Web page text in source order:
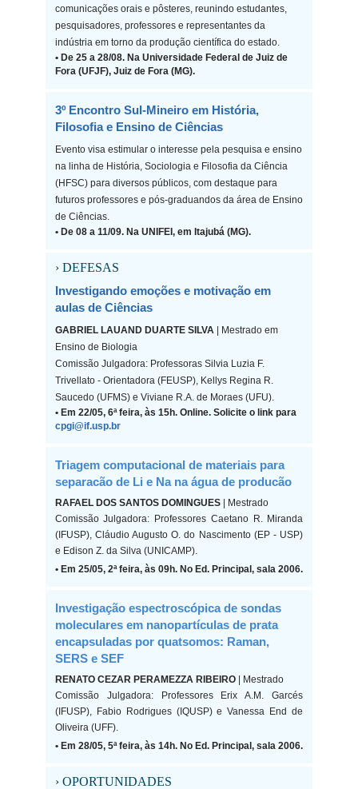
comunicações orais e pôsteres, reunindo estudantes,
pesquisadores, professores e representantes da
indústria em torno da produção científica do estado.
• De 25 a 28/08. Na Universidade Federal de Juiz de
Fora (UFJF), Juiz de Fora (MG).
3º Encontro Sul-Mineiro em História,
Filosofia e Ensino de Ciências
Evento visa estimular o interesse pela pesquisa e ensino
na linha de História, Sociologia e Filosofia da Ciência
(HFSC) para diversos públicos, com destaque para
futuros professores e pós-graduandos da área de Ensino
de Ciências.
• De 08 a 11/09. Na UNIFEI, em Itajubá (MG).
› DEFESAS
Investigando emoções e motivação em
aulas de Ciências
GABRIEL LAUAND DUARTE SILVA| Mestrado em
Ensino de Biologia
Comissão Julgadora: Professoras Silvia Luzia F.
Trivellato - Orientadora (FEUSP), Kellys Regina R.
Saucedo (UFMS) e Viviane R.A. de Moraes (UFU).
• Em 22/05, 6ª feira, às 15h. Online. Solicite o link para
cpgi@if.usp.br
Triagem computacional de materiais para
separacão de Li e Na na água de producão
RAFAEL DOS SANTOS DOMINGUES| Mestrado
Comissão Julgadora: Professores Caetano R. Miranda
(IFUSP), Cláudio Augusto O. do Nascimento (EP - USP)
e Edison Z. da Silva (UNICAMP).
• Em 25/05, 2ª feira, às 09h. No Ed. Principal, sala 2006.
Investigação espectroscópica de sondas
moleculares em nanopartículas de prata
encapsuladas por quatsomos: Raman,
SERS e SEF
RENATO CEZAR PERAMEZZA RIBEIRO| Mestrado
Comissão Julgadora: Professores Erix A.M. Garcés
(IFUSP), Fabio Rodrigues (IQUSP) e Vanessa End de
Oliveira (UFF).
• Em 28/05, 5ª feira, às 14h. No Ed. Principal, sala 2006.
› OPORTUNIDADES